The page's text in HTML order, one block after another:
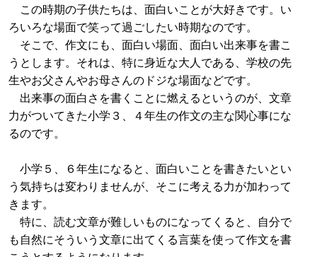
この時期の子供たちは、面白いことが大好きです。い
ろいろな場面で笑って過ごしたい時期なのです。
そこで、作文にも、面白い場面、面白い出来事を書こ
うとします。それは、特に身近な大人である、学校の先
生やお父さんやお母さんのドジな場面などです。
出来事の面白さを書くことに燃えるというのが、文章
力がついてきた小学３、４年生の作文の主な関心事にな
るのです。
小学５、６年生になると、面白いことを書きたいとい
う気持ちは変わりませんが、そこに考える力が加わって
きます。
特に、読む文章が難しいものになってくると、自分で
も自然にそういう文章に出てくる言葉を使って作文を書